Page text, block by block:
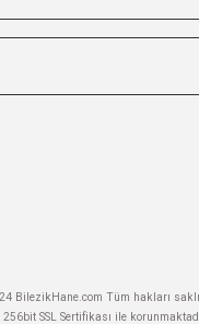
BilezikHane.com Tüm hakları
256bit SSL Sertifikası ile